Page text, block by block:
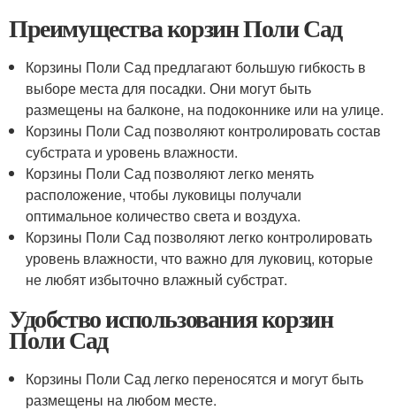
Преимущества корзин Поли Сад
Корзины Поли Сад предлагают большую гибкость в
выборе места для посадки. Они могут быть
размещены на балконе, на подоконнике или на улице.
Корзины Поли Сад позволяют контролировать состав
субстрата и уровень влажности.
Корзины Поли Сад позволяют легко менять
расположение, чтобы луковицы получали
оптимальное количество света и воздуха.
Корзины Поли Сад позволяют легко контролировать
уровень влажности, что важно для луковиц, которые
не любят избыточно влажный субстрат.
Удобство использования корзин
Поли Сад
Корзины Поли Сад легко переносятся и могут быть
размещены на любом месте.